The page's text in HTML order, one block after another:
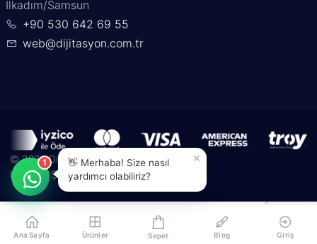
İlkadım/Samsun
+90 530 642 69 55
web@dijitasyon.com.tr
© 2026 Dijitasyon. Tüm hakları saklıdır.
Kullanım ŞartlarıGizlilik Politikası
Ana Sayfa Ürünler Sepet Blog Giriş
×
👋 Merhaba! Size nasıl
yardımcı olabiliriz?
1